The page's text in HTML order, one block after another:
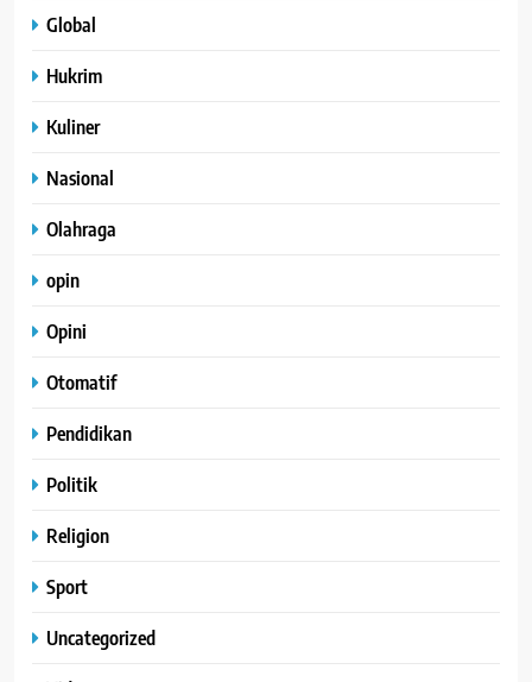
Global
Hukrim
Kuliner
Nasional
Olahraga
opin
Opini
Otomatif
Pendidikan
Politik
Religion
Sport
Uncategorized